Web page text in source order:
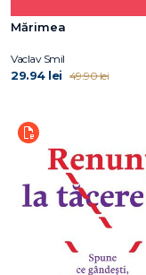
Mărimea
Vaclav Smil
29.94 lei 49.90 lei